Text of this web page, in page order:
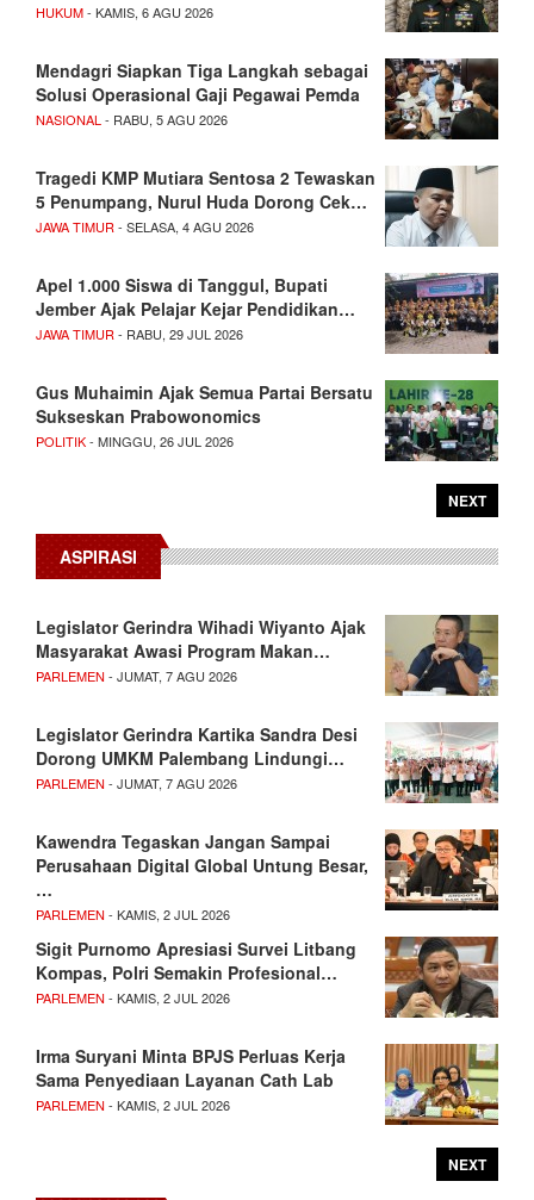
HUKUM- KAMIS, 6 AGU 2026
Mendagri Siapkan Tiga Langkah sebagai
Solusi Operasional Gaji Pegawai Pemda
NASIONAL - RABU, 5 AGU 2026
Tragedi KMP Mutiara Sentosa 2 Tewaskan
5 Penumpang, Nurul Huda Dorong Cek…
JAWA TIMUR - SELASA, 4 AGU 2026
Apel 1.000 Siswa di Tanggul, Bupati
Jember Ajak Pelajar Kejar Pendidikan…
JAWA TIMUR - RABU, 29 JUL 2026
Gus Muhaimin Ajak Semua Partai Bersatu
Sukseskan Prabowonomics
POLITIK- MINGGU, 26 JUL 2026
NEXT
ASPIRASI
Legislator Gerindra Wihadi Wiyanto Ajak
Masyarakat Awasi Program Makan…
PARLEMEN - JUMAT, 7 AGU 2026
Legislator Gerindra Kartika Sandra Desi
Dorong UMKM Palembang Lindungi…
PARLEMEN - JUMAT, 7 AGU 2026
Kawendra Tegaskan Jangan Sampai
Perusahaan Digital Global Untung Besar,
…
PARLEMEN - KAMIS, 2 JUL 2026
Sigit Purnomo Apresiasi Survei Litbang
Kompas, Polri Semakin Profesional…
PARLEMEN - KAMIS, 2 JUL 2026
Irma Suryani Minta BPJS Perluas Kerja
Sama Penyediaan Layanan Cath Lab
PARLEMEN - KAMIS, 2 JUL 2026
NEXT